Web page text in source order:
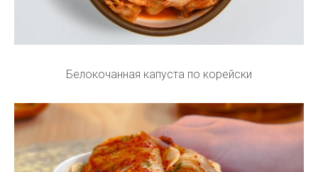
Белокочанная капуста по корейски